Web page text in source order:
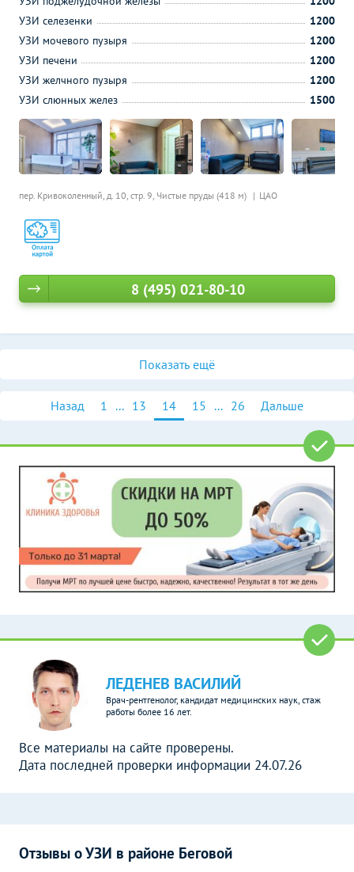
пер. Кривоколенный, д. 10, стр. 9, Чистые пруды (418 м) ЦАО
УЗИ селезенки
1200
УЗИ мочевого пузыря
1200
УЗИ печени
1200
УЗИ желчного пузыря
1200
УЗИ слюнных желез
1500
8 (495) 021-80-10
Показать ещё
Назад 1 ... 13 14 15 ... 26 Дальше
ЛЕДЕНЕВ ВАСИЛИЙ
Врач-рентгенолог, кандидат медицинских наук, стаж
работы более 16 лет.
Все материалы на сайте проверены.
Дата последней проверки информации 24.07.26
Отзывы о УЗИ в районе Беговой